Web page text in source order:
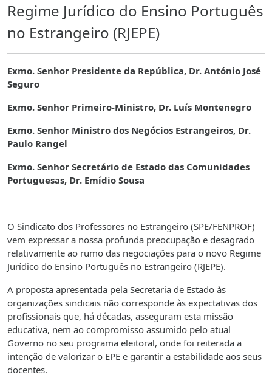
Regime Jurídico do Ensino Português
no Estrangeiro (RJEPE)
Exmo. Senhor Presidente da República, Dr. António José
Seguro
Exmo. Senhor Primeiro-Ministro, Dr. Luís Montenegro
Exmo. Senhor Ministro dos Negócios Estrangeiros, Dr.
Paulo Rangel
Exmo. Senhor Secretário de Estado das Comunidades
Portuguesas, Dr. Emídio Sousa
O Sindicato dos Professores no Estrangeiro (SPE/FENPROF)
vem expressar a nossa profunda preocupação e desagrado
relativamente ao rumo das negociações para o novo Regime
Jurídico do Ensino Português no Estrangeiro (RJEPE).
A proposta apresentada pela Secretaria de Estado às
organizações sindicais não corresponde às expectativas dos
profissionais que, há décadas, asseguram esta missão
educativa, nem ao compromisso assumido pelo atual
Governo no seu programa eleitoral, onde foi reiterada a
intenção de valorizar o EPE e garantir a estabilidade aos seus
docentes.